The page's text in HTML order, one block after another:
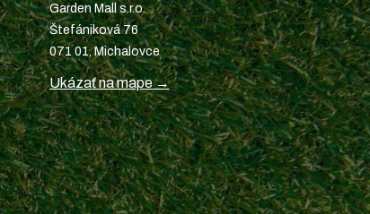
Garden Mall s.r.o.
Štefániková 76
071 01, Michalovce
Ukázať na mape →